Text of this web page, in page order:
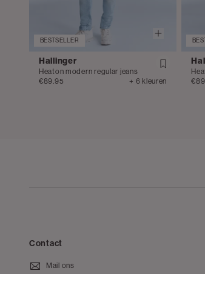
BESTSELLER
Hallinger
Heaton modern regular jeans
€89.95
+ 6 kleuren
Contact
Mail ons